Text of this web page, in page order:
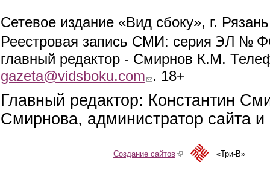
Сетевое издание «Вид сбоку», г.
Реестровая запись СМИ: серия ЭЛ №
главный редактор - Смирнов К.М.
gazeta@vidsboku.com (link sends e-mail)
. 18+
Главный редактор: Константин
Смирнова, администратор сайта
Создание сайтов(link is external)«Три-В»